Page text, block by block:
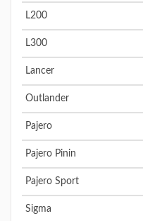
L200
L300
Lancer
Outlander
Pajero
Pajero Pinin
Pajero Sport
Sigma